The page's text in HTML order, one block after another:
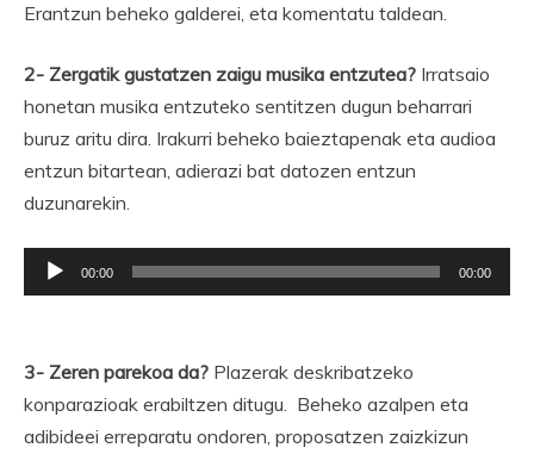
Erantzun beheko galderei, eta komentatu taldean.
2- Zergatik gustatzen zaigu musika entzutea? Irratsaio
honetan musika entzuteko sentitzen dugun beharrari
buruz aritu dira. Irakurri beheko baieztapenak eta audioa
entzun bitartean, adierazi bat datozen entzun
duzunarekin.
Soinu
erreproduzigailua
00:00 00:00
3- Zeren parekoa da? Plazerak deskribatzeko
konparazioak erabiltzen ditugu. Beheko azalpen eta
adibideei erreparatu ondoren, proposatzen zaizkizun